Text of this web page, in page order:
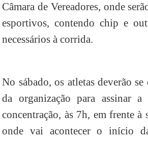
Câmara de Vereadores, onde
esportivos, contendo chip e
necessários à corrida.
No sábado, os atletas deverão
da organização para assinar
concentração, às 7h, em frente à
onde vai acontecer o início